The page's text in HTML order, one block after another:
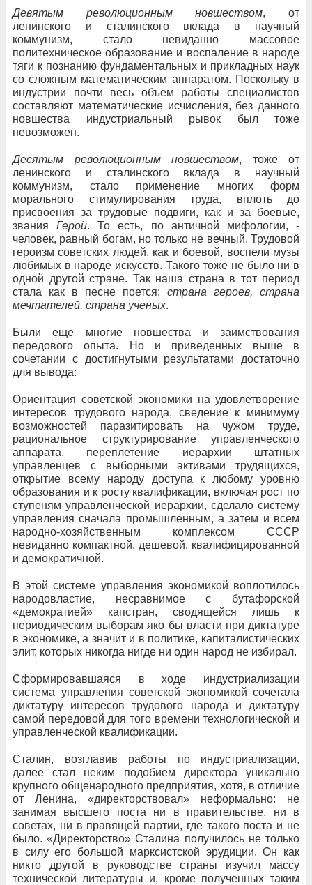
Девятым революционным новшеством, от
ленинского и сталинского вклада в научный
коммунизм, стало невиданно массовое
политехническое образование и воспаление в народе
тяги к познанию фундаментальных и прикладных наук
со сложным математическим аппаратом. Поскольку в
индустрии почти весь объем работы специалистов
составляют математические исчисления, без данного
новшества индустриальный рывок был тоже
невозможен.
Десятым революционным новшеством, тоже от
ленинского и сталинского вклада в научный
коммунизм, стало применение многих форм
морального стимулирования труда, вплоть до
присвоения за трудовые подвиги, как и за боевые,
званияГерой. То есть, по античной мифологии, -
человек, равный богам, но только не вечный. Трудовой
героизм советских людей, как и боевой, воспели музы
любимых в народе искусств. Такого тоже не было ни в
одной другой стране. Так наша страна в тот период
стала как в песне поется: страна героев, страна
мечтателей, страна ученых.
Были еще многие новшества и заимствования
передового опыта. Но и приведенных выше в
сочетании с достигнутыми результатами достаточно
для вывода:
Ориентация советской экономики на удовлетворение
интересов трудового народа, сведение к минимуму
возможностей паразитировать на чужом труде,
рациональное структурирование управленческого
аппарата, переплетение иерархии штатных
управленцев с выборными активами трудящихся,
открытие всему народу доступа к любому уровню
образования и к росту квалификации, включая рост по
ступеням управленческой иерархии, сделало систему
управления сначала промышленным, а затем и всем
народно-хозяйственным комплексом СССР
невиданно компактной, дешевой, квалифицированной
и демократичной.
В этой системе управления экономикой воплотилось
народовластие, несравнимое с бутафорской
«демократией» капстран, сводящейся лишь к
периодическим выборам яко бы власти при диктатуре
в экономике, а значит и в политике, капиталистических
элит, которых никогда нигде ни один народ не избирал.
Сформировавшаяся в ходе индустриализации
система управления советской экономикой сочетала
диктатуру интересов трудового народа и диктатуру
самой передовой для того времени технологической и
управленческой квалификации.
Сталин, возглавив работы по индустриализации,
далее стал неким подобием директора уникально
крупного общенародного предприятия, хотя, в отличие
от Ленина, «директорствовал» неформально: не
занимая высшего поста ни в правительстве, ни в
советах, ни в правящей партии, где такого поста и не
было. «Директорство» Сталина получилось не только
в силу его большой марксистской эрудиции. Он как
никто другой в руководстве страны изучил массу
технической литературы и, кроме полученных таким